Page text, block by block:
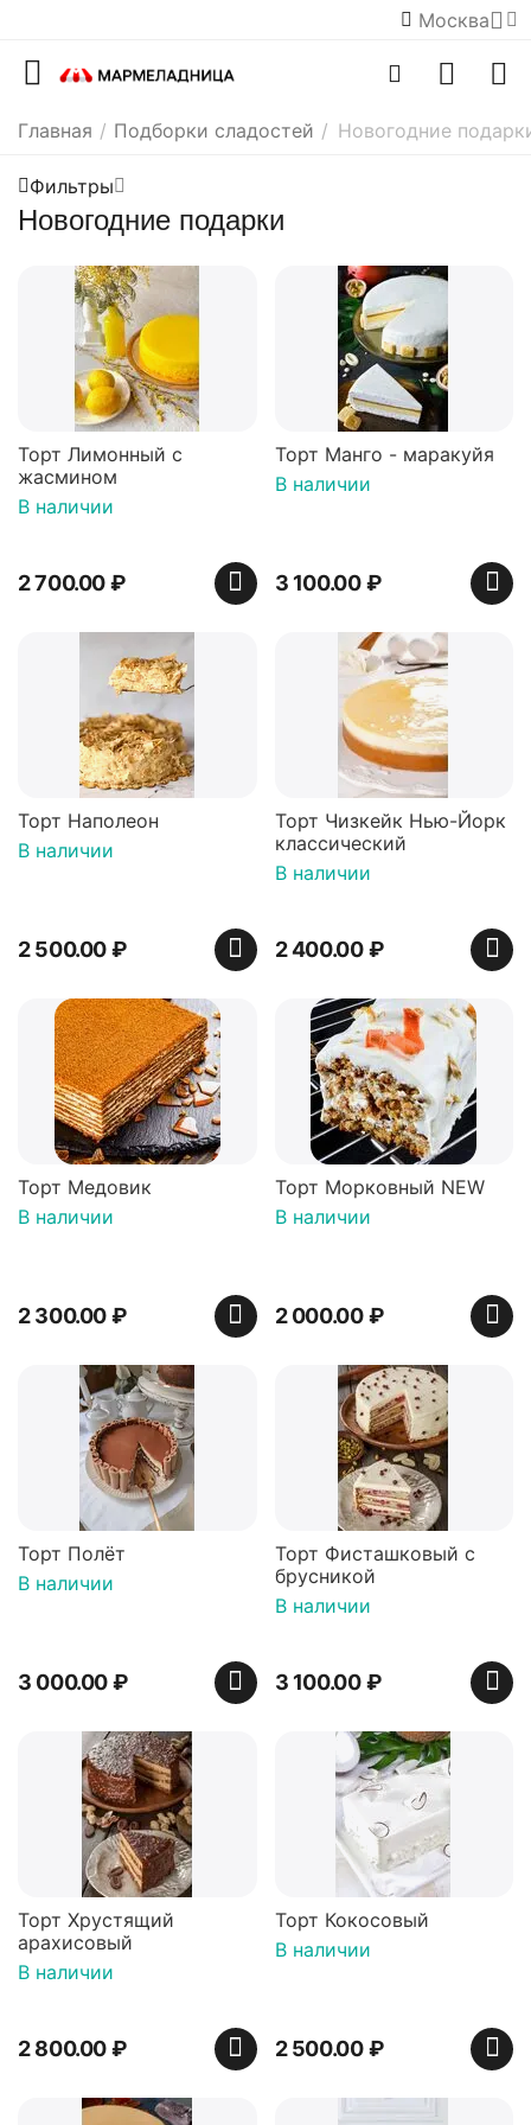
Москва
Главная / Подборки сладостей / Новогодние
Фильтры
Новогодние подарки
Торт Лимонный с
жасмином
В наличии
2 700.00₽
Торт Манго - маракуйя
В наличии
3 100.00 ₽
Торт Наполеон
В наличии
2 500.00₽
Торт Чизкейк Нью-Йорк
классический
В наличии
2 400.00 ₽
Торт Медовик
В наличии
2 300.00₽
Торт Морковный NEW
В наличии
2 000.00 ₽
Торт Полёт
В наличии
3 000.00₽
Торт Фисташковый с
брусникой
В наличии
3 100.00 ₽
Торт Хрустящий
арахисовый
В наличии
2 800.00₽
Торт Кокосовый
В наличии
2 500.00 ₽